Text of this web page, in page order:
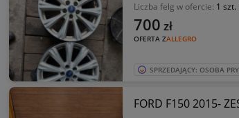
Liczba felg w ofercie: 1 szt.
OFERTA ZALLEGRO
700 zł
SPRZEDAJĄCY: OSOBA
FORD F150 2015-